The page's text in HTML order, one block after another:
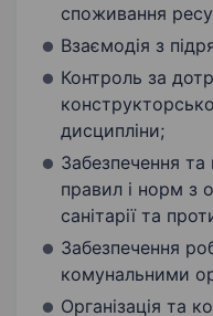
споживання
Взаємодія з
Контроль за
дисципліни;
Забезпечення
правил і норм з
санітарії та
Забезпечення
комунальними
Організація та